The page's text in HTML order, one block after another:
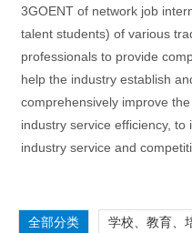
3GOENT of network job
talent students) of various
professionals to provide
help the industry establish
comprehensively improve
industry service efficiency,
industry service and
全部分类 学校、教育、